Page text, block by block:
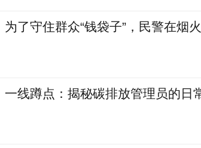
为了守住群众“钱袋子”，民警在烟
一线蹲点：揭秘碳排放管理员的日